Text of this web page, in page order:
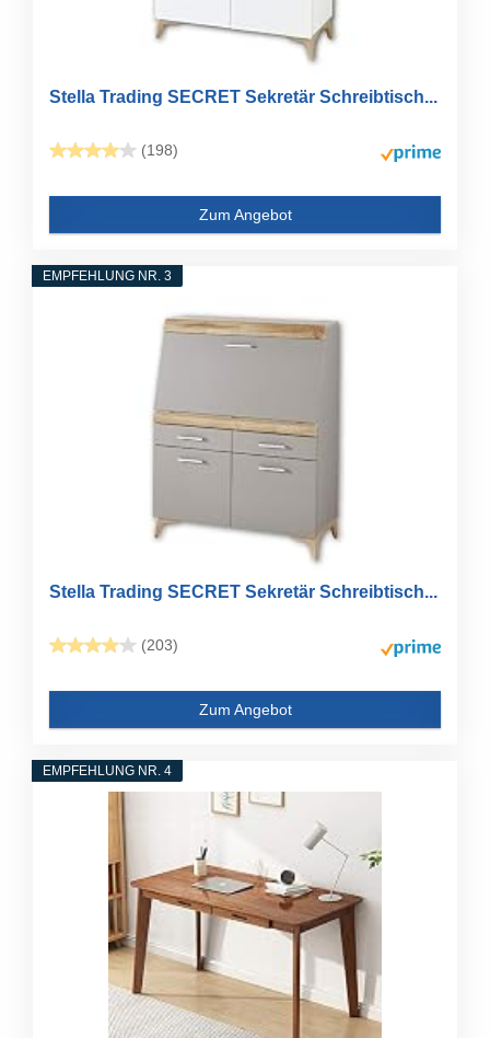
Stella Trading SECRET Sekretär Schreibtisch...
(198)
Zum Angebot
EMPFEHLUNG NR. 3
Stella Trading SECRET Sekretär Schreibtisch...
(203)
Zum Angebot
EMPFEHLUNG NR. 4